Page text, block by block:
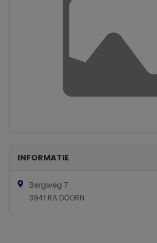
INFORMATIE
Bergweg 7
3941 RA DOORN